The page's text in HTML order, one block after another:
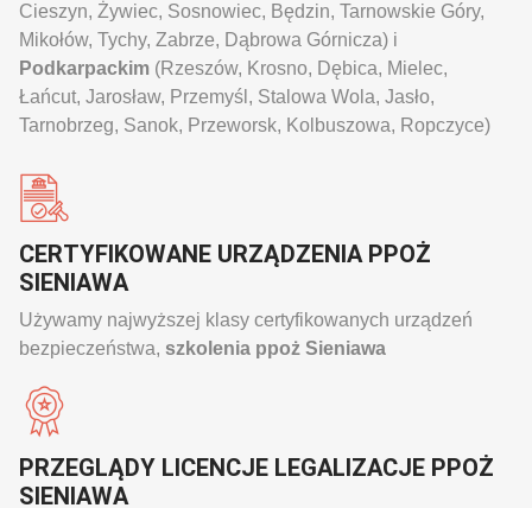
Cieszyn, Żywiec, Sosnowiec, Będzin, Tarnowskie Góry,
Mikołów, Tychy, Zabrze, Dąbrowa Górnicza) i
Podkarpackim (Rzeszów, Krosno, Dębica, Mielec,
Łańcut, Jarosław, Przemyśl, Stalowa Wola, Jasło,
Tarnobrzeg, Sanok, Przeworsk, Kolbuszowa, Ropczyce)
CERTYFIKOWANE URZĄDZENIA PPOŻ
SIENIAWA
Używamy najwyższej klasy certyfikowanych urządzeń
bezpieczeństwa, szkolenia ppoż Sieniawa
PRZEGLĄDY LICENCJE LEGALIZACJE PPOŻ
SIENIAWA